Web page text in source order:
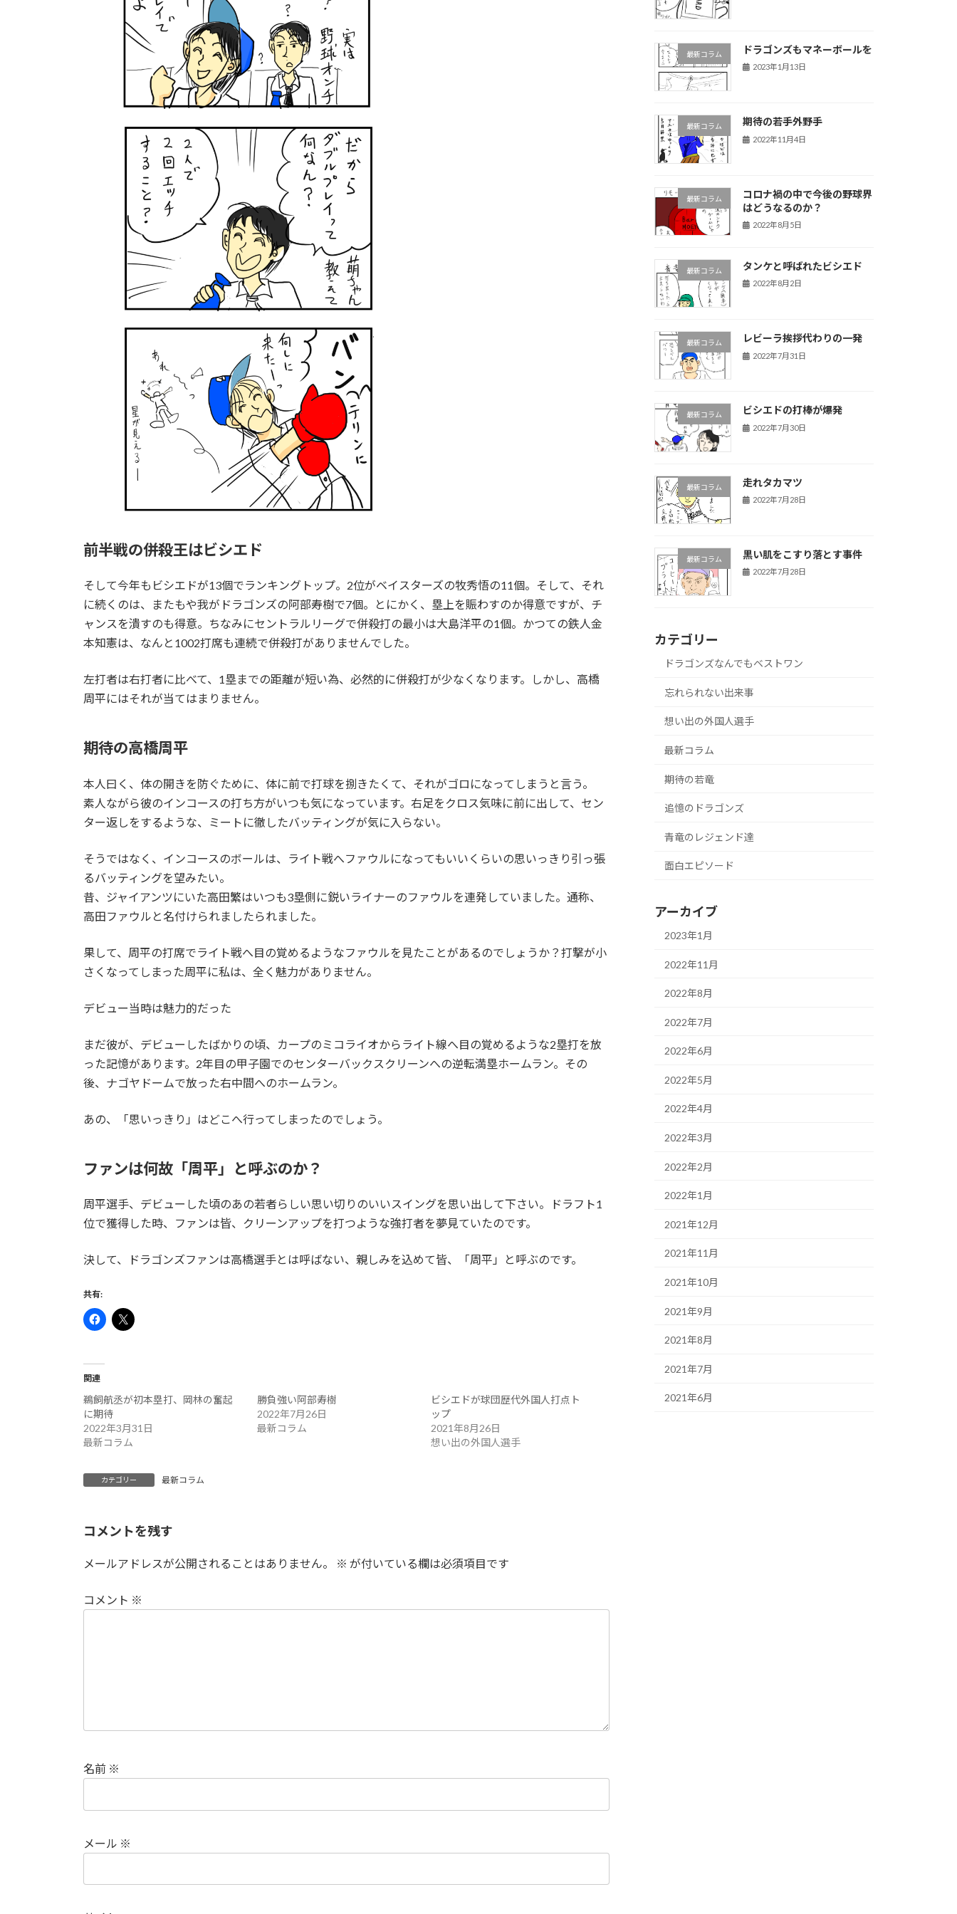
前半戦の併殺王はビシエド
そして今年もビシエドが13個でランキングトップ。2位がベイスターズの牧秀悟の11個。そして、それ
に続くのは、またもや我がドラゴンズの阿部寿樹で7個。とにかく、塁上を賑わすのか得意ですが、チ
ャンスを潰すのも得意。ちなみにセントラルリーグで併殺打の最小は大島洋平の1個。かつての鉄人金
本知憲は、なんと1002打席も連続で併殺打がありませんでした。
左打者は右打者に比べて、1塁までの距離が短い為、必然的に併殺打が少なくなります。しかし、高橋
周平にはそれが当てはまりません。
期待の高橋周平
本人曰く、体の開きを防ぐために、体に前で打球を捌きたくて、それがゴロになってしまうと言う。
素人ながら彼のインコースの打ち方がいつも気になっています。右足をクロス気味に前に出して、セン
ター返しをするような、ミートに徹したバッティングが気に入らない。
そうではなく、インコースのボールは、ライト戦へファウルになってもいいくらいの思いっきり引っ張
るバッティングを望みたい。
昔、ジャイアンツにいた高田繁はいつも3塁側に鋭いライナーのファウルを連発していました。通称、
高田ファウルと名付けられましたられました。
果して、周平の打席でライト戦へ目の覚めるようなファウルを見たことがあるのでしょうか？打撃が小
さくなってしまった周平に私は、全く魅力がありません。
デビュー当時は魅力的だった
まだ彼が、デビューしたばかりの頃、カープのミコライオからライト線へ目の覚めるような2塁打を放
った記憶があります。2年目の甲子園でのセンターバックスクリーンへの逆転満塁ホームラン。その
後、ナゴヤドームで放った右中間へのホームラン。
あの、「思いっきり」はどこへ行ってしまったのでしょう。
ファンは何故「周平」と呼ぶのか？
周平選手、デビューした頃のあの若者らしい思い切りのいいスイングを思い出して下さい。ドラフト1
位で獲得した時、ファンは皆、クリーンアップを打つような強打者を夢見ていたのです。
決して、ドラゴンズファンは高橋選手とは呼ばない、親しみを込めて皆、「周平」と呼ぶのです。
共有:
関連
鵜飼航丞が初本塁打、岡林の奮起
に期待
2022年3月31日
最新コラム
勝負強い阿部寿樹
2022年7月26日
最新コラム
ビシエドが球団歴代外国人打点ト
ップ
2021年8月26日
想い出の外国人選手
カテゴリー 最新コラム
コメントを残す
メールアドレスが公開されることはありません。 ※ が付いている欄は必須項目です
コメント ※
名前 ※
メール ※
最新コラム ドラゴンズもマネーボールを
2023年1月13日
最新コラム 期待の若手外野手
2022年11月4日
最新コラム
コロナ禍の中で今後の野球界
はどうなるのか？
2022年8月5日
最新コラム タンケと呼ばれたビシエド
2022年8月2日
最新コラム レビーラ挨拶代わりの一発
2022年7月31日
最新コラム ビシエドの打棒が爆発
2022年7月30日
最新コラム 走れタカマツ
2022年7月28日
最新コラム 黒い肌をこすり落とす事件
2022年7月28日
カテゴリー
ドラゴンズなんでもベストワン
忘れられない出来事
想い出の外国人選手
最新コラム
期待の若竜
追憶のドラゴンズ
青竜のレジェンド達
面白エピソード
アーカイブ
2023年1月
2022年11月
2022年8月
2022年7月
2022年6月
2022年5月
2022年4月
2022年3月
2022年2月
2022年1月
2021年12月
2021年11月
2021年10月
2021年9月
2021年8月
2021年7月
2021年6月